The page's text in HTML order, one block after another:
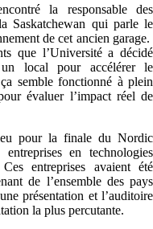
la responsable des
Saskatchewan qui parle le
de cet ancien garage.
que l’Université a décidé
local pour accélérer le
semble fonctionné à plein
évaluer l’impact réel de
pour la finale du Nordic
en technologies
entreprises avaient été
de l’ensemble des pays
présentation et l’auditoire
la plus percutante.